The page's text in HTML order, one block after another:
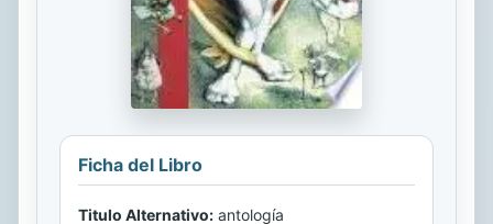
Ficha del Libro
Titulo Alternativo: antología